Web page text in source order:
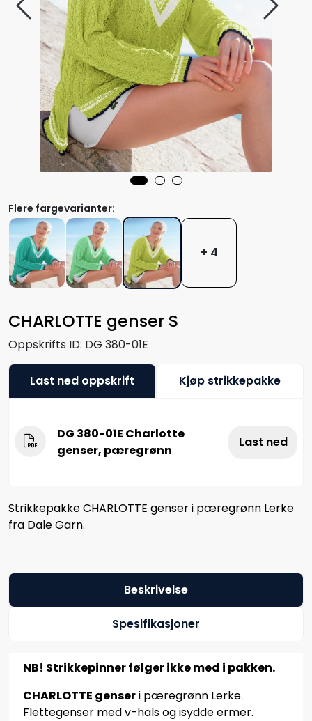
CHARLOTTE genser S
Oppskrifts ID: DG 380-01E
Flere fargevarianter:
+ 4
Last ned oppskrift Kjøp strikkepakke
DG 380-01E Charlotte
genser, pæregrønn
Last ned
Strikkepakke CHARLOTTE genser i pæregrønn Lerke
fra Dale Garn.
Beskrivelse
Spesifikasjoner
NB! Strikkepinner følger ikke med i pakken.
CHARLOTTE genseri pæregrønn Lerke.
Flettegenser med v-hals og isydde ermer.